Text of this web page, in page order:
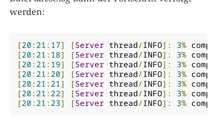
werden:
[20: 21: 17] [Server thread/INFO]: 3%
[20: 21: 18] [Server thread/INFO]: 3%
[20: 21: 19] [Server thread/INFO]: 3%
[20: 21: 20] [Server thread/INFO]: 3%
[20: 21: 21] [Server thread/INFO]: 3%
[20: 21: 22] [Server thread/INFO]: 3%
[20: 21: 23] [Server thread/INFO]: 3%